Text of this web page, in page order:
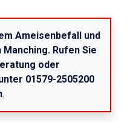
Ameisenbefall und
Rufen Sie
oder
01579-2505200
.